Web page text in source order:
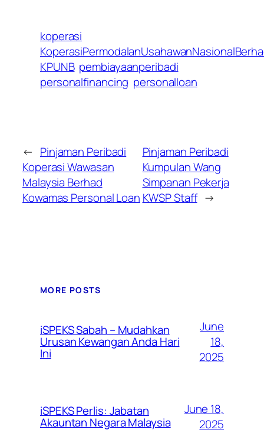
koperasi
KPUNB pembiayaanperibadi
personalfinancing personalloan
← Pinjaman Peribadi
Koperasi Wawasan
Malaysia Berhad
Kowamas Personal Loan
Pinjaman Peribadi
Kumpulan Wang
Simpanan Pekerja
KWSP Staff →
MORE POSTS
iSPEKS Sabah – Mudahkan
Urusan Kewangan Anda Hari
Ini
June
18,
2025
iSPEKS Perlis: Jabatan
Akauntan Negara Malaysia
June 18,
2025